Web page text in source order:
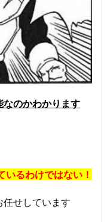
なのかわかります
いるわけではない！
任せしています